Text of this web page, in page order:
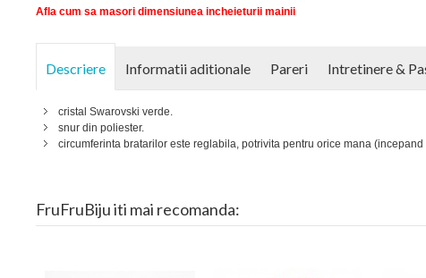
Afla cum sa masori dimensiunea incheieturii mainii
Descriere Informatii aditionale Pareri Intretinere &
cristal Swarovski verde.
snur din poliester.
circumferinta bratarilor este reglabila, potrivita pentru orice mana
FruFruBiju iti mai recomanda: